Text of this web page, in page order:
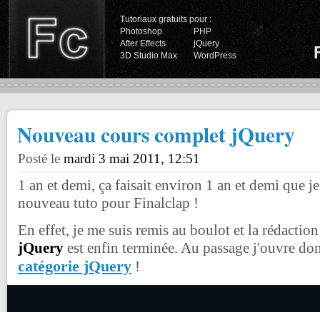
Tutoriaux gratuits pour :
Photoshop
PHP
After Effects
jQuery
3D Studio Max
WordPress
Nouveau cours complet jQuery
Posté le mardi 3 mai 2011, 12:51
1 an et demi, ça faisait environ 1 an et demi que
nouveau tuto pour Finalclap !
En effet, je me suis remis au boulot et la
jQuery est enfin terminée. Au passage j'ouvre
catégorie jQuery !